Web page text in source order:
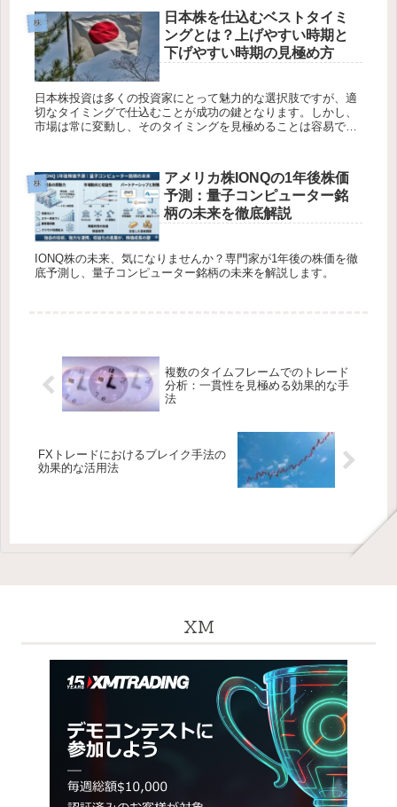
株
日本株を仕込むベストタイミ
ングとは？上げやすい時期と
下げやすい時期の見極め方
日本株投資は多くの投資家にとって魅力的な選択肢ですが、適
切なタイミングで仕込むことが成功の鍵となります。しかし、
市場は常に変動し、そのタイミングを見極めることは容易では
株
アメリカ株IONQの1年後株価
予測：量子コンピューター銘
柄の未来を徹底解説
IONQ株の未来、気になりませんか？専門家が1年後の株価を徹
底予測し、量子コンピューター銘柄の未来を解説します。
複数のタイムフレームでのトレード
分析：一貫性を見極める効果的な手
法
FXトレードにおけるブレイク手法の
効果的な活用法
XM